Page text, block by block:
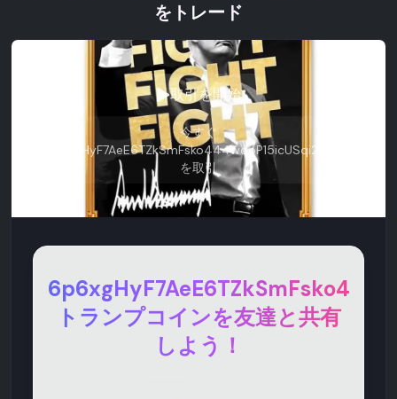
をトレード
取引を開始
今すぐ
6p6xgHyF7AeE6TZkSmFsko444wqoP15icUSqi2jfGiPN
を取引
トランプコインを友達と共有
しよう！